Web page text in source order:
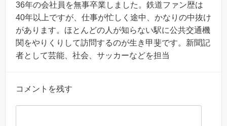
36年の会社員を無事卒業しました。鉄道ファン歴は
40年以上ですが、仕事が忙しく途中、かなりの中抜け
があります。ほとんどの人が知らない駅に公共交通機
関をやりくりして訪問するのが生き甲斐です。新聞記
者として芸能、社会、サッカーなどを担当
コメントを残す